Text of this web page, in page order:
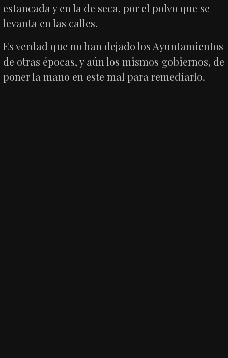
estancada y en la de seca, por el polvo que se
levanta en las calles.
Es verdad que no han dejado los Ayuntamientos
de otras épocas, y aún los mismos gobiernos, de
poner la mano en este mal para remediarlo.